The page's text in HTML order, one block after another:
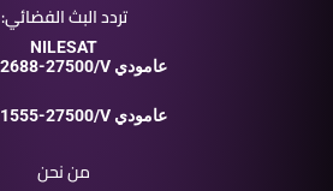
تردد البث الفضائي:
NILESAT
12688-27500/V عامودي
11555-27500/V عامودي
من نحن